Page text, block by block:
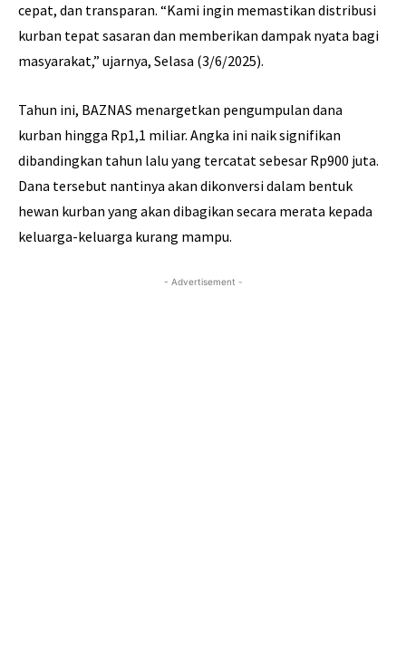
cepat, dan transparan. “Kami ingin memastikan distribusi
kurban tepat sasaran dan memberikan dampak nyata bagi
masyarakat,” ujarnya, Selasa (3/6/2025).
Tahun ini, BAZNAS menargetkan pengumpulan dana
kurban hingga Rp1,1 miliar. Angka ini naik signifikan
dibandingkan tahun lalu yang tercatat sebesar Rp900 juta.
Dana tersebut nantinya akan dikonversi dalam bentuk
hewan kurban yang akan dibagikan secara merata kepada
keluarga-keluarga kurang mampu.
- Advertisement -